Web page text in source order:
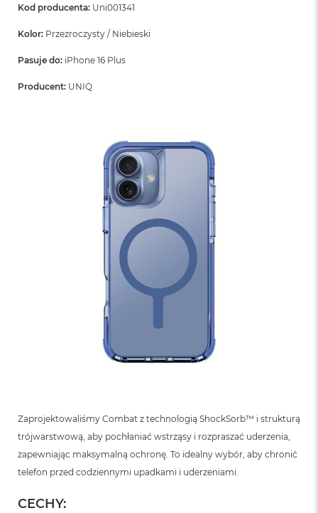
Kod producenta: Uni001341
Kolor: Przezroczysty / Niebieski
Pasuje do: iPhone 16 Plus
Producent: UNIQ
Zaprojektowaliśmy Combat z technologią ShockSorb™ i strukturą
trójwarstwową, aby pochłaniać wstrząsy i rozpraszać uderzenia,
zapewniając maksymalną ochronę. To idealny wybór, aby chronić
telefon przed codziennymi upadkami i uderzeniami.
CECHY: